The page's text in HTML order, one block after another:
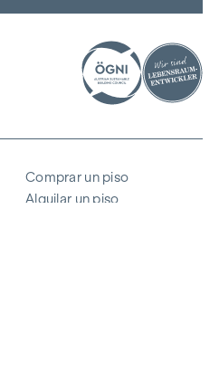
Comprar un piso
Alquilar un piso